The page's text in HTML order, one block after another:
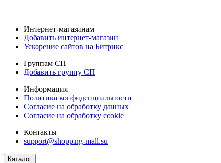
Интернет-магазинам
Добавить интернет-магазин
Ускорение сайтов на Битрикс
Группам СП
Добавить группу СП
Информация
Политика конфиденциальности
Согласие на обработку данных
Согласие на обработку cookie
Контакты
support@shopping-mall.su
Каталог